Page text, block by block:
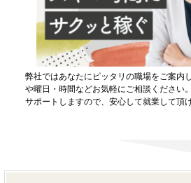
弊社ではあなたにピッタリの職場をご案内
や曜日・時間などお気軽にご相談ください
サポートしますので、安心して就業して頂け